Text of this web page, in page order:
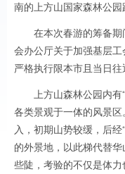
南的上方山国家森林公园
在本次春游的筹备期
会办公厅关于加强基层工
严格执行限本市且当日往
上方山森林公园内有“
各类景观于一体的风景
入，初期山势较缓，后经
的外景地，以此梯代替
些陡，考验的不仅是体